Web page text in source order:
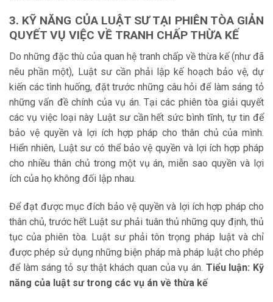
3. KỸ NĂNG CỦA LUẬT SƯ TẠI PHIÊN TÒA GIẢN
QUYẾT VỤ VIỆC VỀ TRANH CHẤP THỪA KẾ
Do những đặc thù của quan hệ tranh chấp về thừa kế (như đã
nêu phần một), Luật sư cần phải lập kế hoạch bảo vệ, dự
kiến các tình huống, đặt trước những câu hỏi để làm sáng tỏ
những vấn đề chính của vụ án. Tại các phiên tòa giải quyết
các vụ việc loại này Luật sư cần hết sức bình tĩnh, tự tin để
bảo vệ quyền và lợi ích hợp pháp cho thân chủ của mình.
Hiển nhiên, Luật sư có thể bảo vệ quyền và lợi ích hợp pháp
cho nhiều thân chủ trong một vụ án, miễn sao quyền và lợi
ích của họ không đối lập nhau.
Để đạt được mục đích bảo vệ quyền và lợi ích hợp pháp cho
thân chủ, trước hết Luật sư phải tuân thủ những quy định, thủ
tục của phiên tòa. Luật sư phải tôn trọng pháp luật và chỉ
được phép sử dụng những biện pháp mà pháp luật cho phép
để làm sáng tỏ sự thật khách quan của vụ án. Tiểu luận: Kỹ
năng của luật sư trong các vụ án về thừa kế